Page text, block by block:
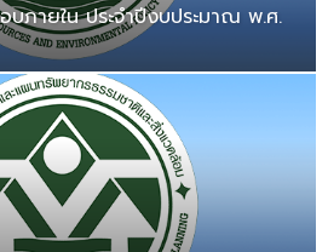
ภายใน ประจำปีงบประมาณ พ.ศ.